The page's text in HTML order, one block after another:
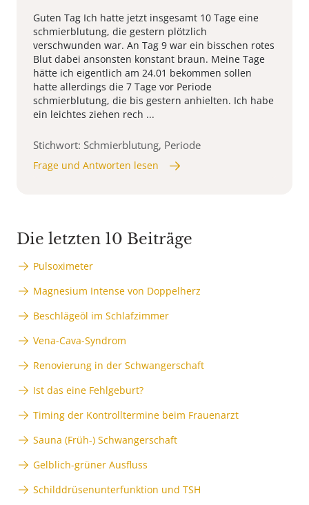
Guten Tag Ich hatte jetzt insgesamt 10 Tage eine
schmierblutung, die gestern plötzlich
verschwunden war. An Tag 9 war ein bisschen rotes
Blut dabei ansonsten konstant braun. Meine Tage
hätte ich eigentlich am 24.01 bekommen sollen
hatte allerdings die 7 Tage vor Periode
schmierblutung, die bis gestern anhielten. Ich habe
ein leichtes ziehen rech ...
Stichwort: Schmierblutung, Periode
Frage und Antworten lesen
Die letzten 10 Beiträge
Pulsoximeter
Magnesium Intense von Doppelherz
Beschlägeöl im Schlafzimmer
Vena-Cava-Syndrom
Renovierung in der Schwangerschaft
Ist das eine Fehlgeburt?
Timing der Kontrolltermine beim Frauenarzt
Sauna (Früh-) Schwangerschaft
Gelblich-grüner Ausfluss
Schilddrüsenunterfunktion und TSH